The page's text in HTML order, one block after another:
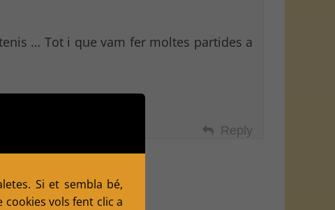
… Tot i que vam fer moltes partides a
Reply
Si et sembla bé,
vols fent clic a